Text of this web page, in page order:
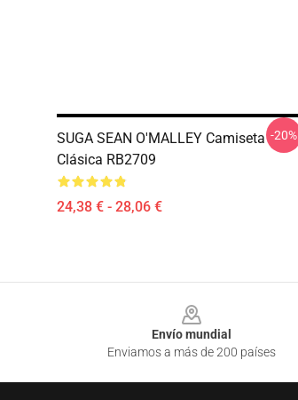
SUGA SEAN O'MALLEY Camiseta
Clásica RB2709
24,38 € - 28,06 €
-20%
Envío mundial
Enviamos a más de 200 países